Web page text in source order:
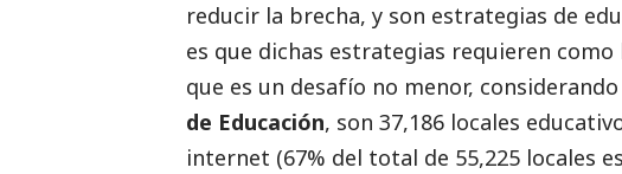
reducir la brecha, y son estrategias de
es que dichas estrategias requieren
que es un desafío no menor,
de Educación, son 37,186 locales
internet (67% del total de 55,225 locales